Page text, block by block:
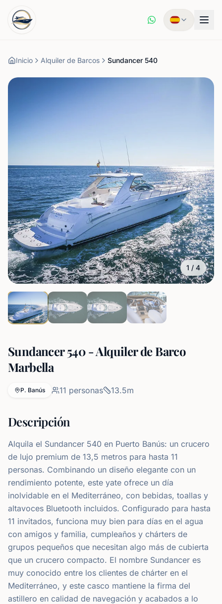
Inicio Alquiler de Barcos Sundancer 540
1 / 4
Sundancer 540 - Alquiler de Barco
Marbella
P. Banús 11 personas 13.5m
Descripción
Alquila el Sundancer 540 en Puerto Banús: un crucero
de lujo premium de 13,5 metros para hasta 11
personas. Combinando un diseño elegante con un
rendimiento potente, este yate ofrece un día
inolvidable en el Mediterráneo, con bebidas, toallas y
altavoces Bluetooth incluidos. Configurado para hasta
11 invitados, funciona muy bien para días en el agua
con amigos y familia, cumpleaños y chárters de
grupos pequeños que necesitan algo más de cubierta
que un crucero compacto. El nombre Sundancer es
muy conocido entre los clientes de chárter en el
Mediterráneo, y este casco mantiene la firma del
astillero en calidad de navegación y acabados a lo